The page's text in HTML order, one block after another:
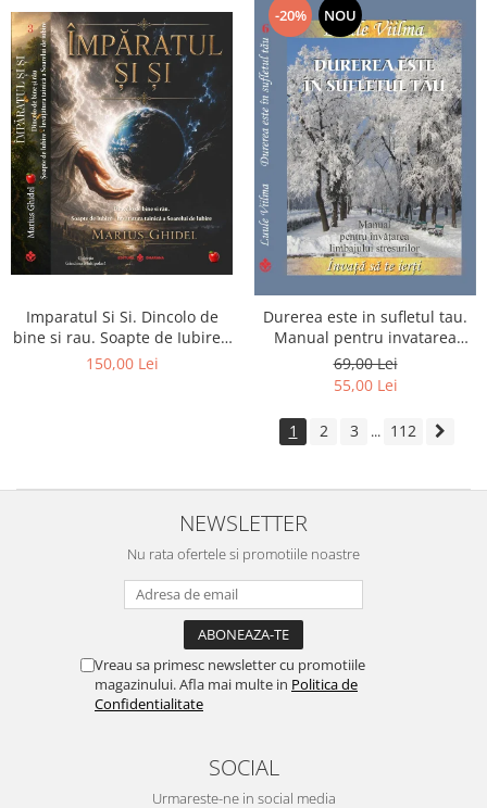
Imparatul Si Si. Dincolo de
bine si rau. Soapte de Iubire -
Invatatura tainica a Soarelui
150,00 Lei
-20% NOU
Durerea este in sufletul tau.
Manual pentru invatarea
limbajului stresurilor Seria
Invata sa te Ierti Luule Viilma
69,00 Lei
55,00 Lei
1 2 3 ... 112
NEWSLETTER
Nu rata ofertele si promotiile noastre
Vreau sa primesc newsletter cu promotiile
magazinului. Afla mai multe in Politica de
Confidentialitate
SOCIAL
Urmareste-ne in social media